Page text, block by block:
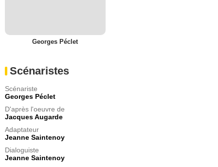
Georges Péclet
Scénaristes
Scénariste
Georges Péclet
D'après l'oeuvre de
Jacques Augarde
Adaptateur
Jeanne Saintenoy
Dialoguiste
Jeanne Saintenoy